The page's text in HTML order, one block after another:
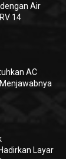
Air
14
AC
Layar